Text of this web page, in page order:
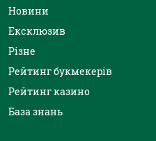
Новини
Ексклюзив
Різне
Рейтинг букмекерів
Рейтинг казино
База знань